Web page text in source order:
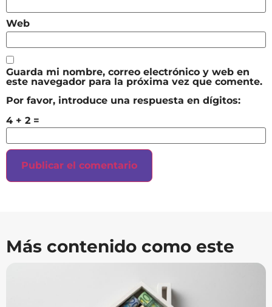
Web
Guarda mi nombre, correo electrónico y web en
este navegador para la próxima vez que comente.
Por favor, introduce una respuesta en dígitos:
4 + 2 =
Más contenido como este